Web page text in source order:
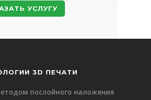
3D ПЕЧАТИ
послойного наложения